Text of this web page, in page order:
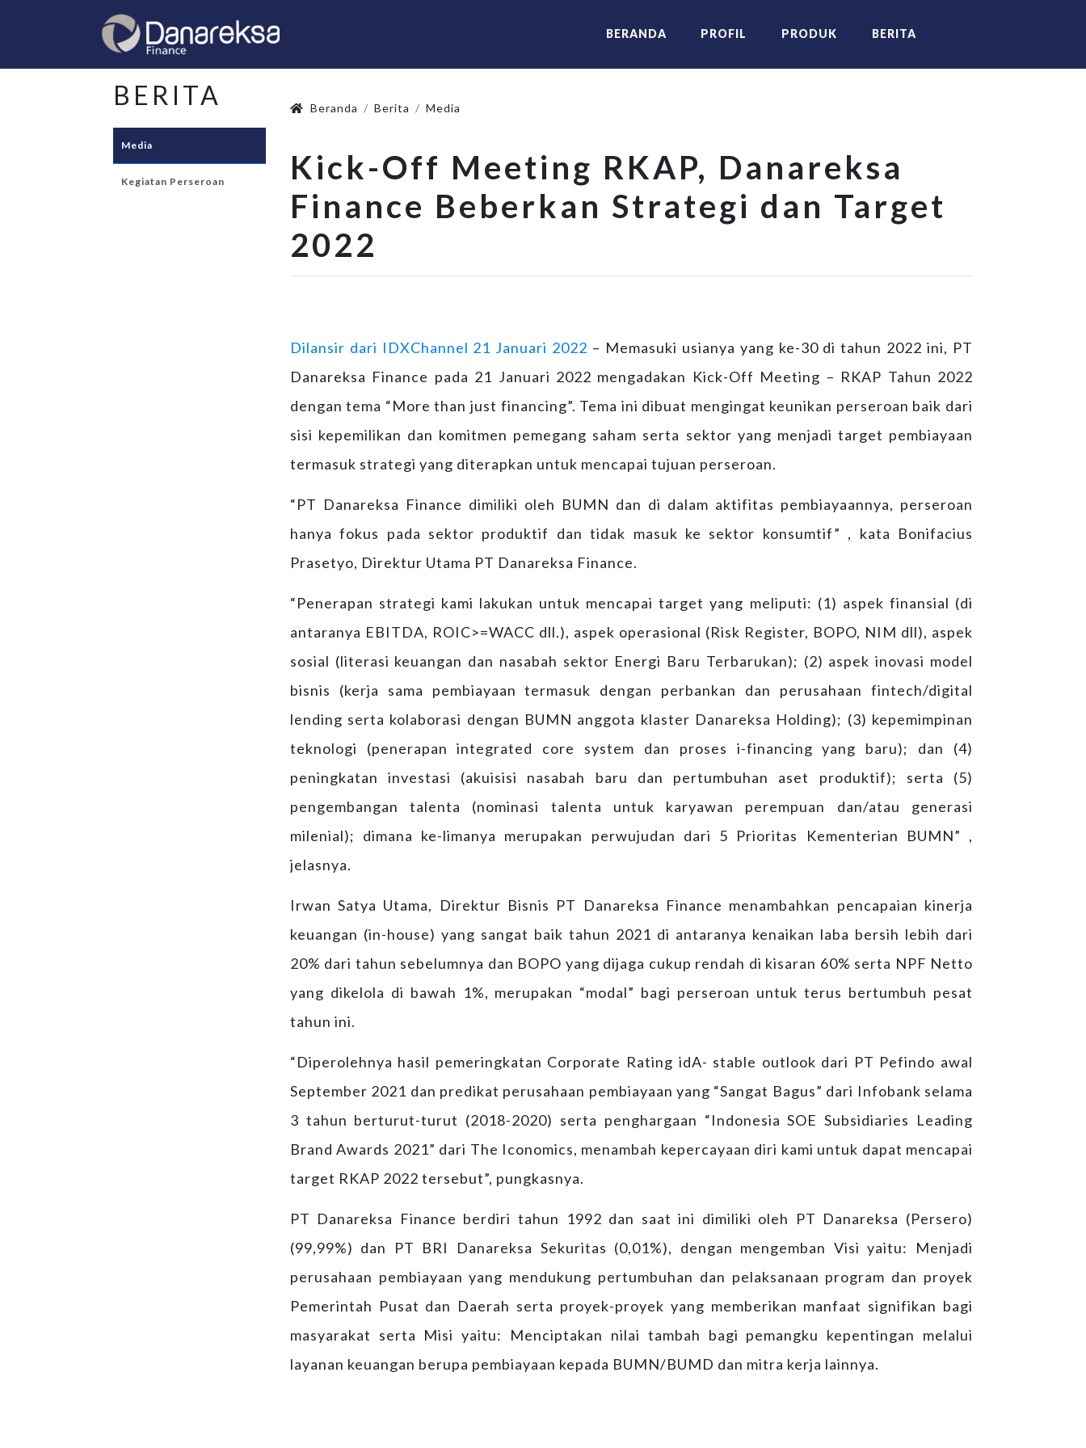
BERANDA(current)PROFIL PRODUK BERITA
BERITA
Media
Kegiatan Perseroan
Beranda Berita Media
Kick-Off Meeting RKAP, Danareksa
Finance Beberkan Strategi dan Target
2022
Dilansir dari IDXChannel 21 Januari 2022 – Memasuki usianya yang ke-30 di tahun 2022 ini, PT
Danareksa Finance pada 21 Januari 2022 mengadakan Kick-Off Meeting – RKAP Tahun 2022
dengan tema “More than just financing”. Tema ini dibuat mengingat keunikan perseroan baik dari
sisi kepemilikan dan komitmen pemegang saham serta sektor yang menjadi target pembiayaan
termasuk strategi yang diterapkan untuk mencapai tujuan perseroan.
“PT Danareksa Finance dimiliki oleh BUMN dan di dalam aktifitas pembiayaannya, perseroan
hanya fokus pada sektor produktif dan tidak masuk ke sektor konsumtif” , kata Bonifacius
Prasetyo, Direktur Utama PT Danareksa Finance.
“Penerapan strategi kami lakukan untuk mencapai target yang meliputi: (1) aspek finansial (di
antaranya EBITDA, ROIC>=WACC dll.), aspek operasional (Risk Register, BOPO, NIM dll), aspek
sosial (literasi keuangan dan nasabah sektor Energi Baru Terbarukan); (2) aspek inovasi model
bisnis (kerja sama pembiayaan termasuk dengan perbankan dan perusahaan fintech/digital
lending serta kolaborasi dengan BUMN anggota klaster Danareksa Holding); (3) kepemimpinan
teknologi (penerapan integrated core system dan proses i-financing yang baru); dan (4)
peningkatan investasi (akuisisi nasabah baru dan pertumbuhan aset produktif); serta (5)
pengembangan talenta (nominasi talenta untuk karyawan perempuan dan/atau generasi
milenial); dimana ke-limanya merupakan perwujudan dari 5 Prioritas Kementerian BUMN” ,
jelasnya.
Irwan Satya Utama, Direktur Bisnis PT Danareksa Finance menambahkan pencapaian kinerja
keuangan (in-house) yang sangat baik tahun 2021 di antaranya kenaikan laba bersih lebih dari
20% dari tahun sebelumnya dan BOPO yang dijaga cukup rendah di kisaran 60% serta NPF Netto
yang dikelola di bawah 1%, merupakan “modal” bagi perseroan untuk terus bertumbuh pesat
tahun ini.
“Diperolehnya hasil pemeringkatan Corporate Rating idA- stable outlook dari PT Pefindo awal
September 2021 dan predikat perusahaan pembiayaan yang “Sangat Bagus” dari Infobank selama
3 tahun berturut-turut (2018-2020) serta penghargaan “Indonesia SOE Subsidiaries Leading
Brand Awards 2021” dari The Iconomics, menambah kepercayaan diri kami untuk dapat mencapai
target RKAP 2022 tersebut”, pungkasnya.
PT Danareksa Finance berdiri tahun 1992 dan saat ini dimiliki oleh PT Danareksa (Persero)
(99,99%) dan PT BRI Danareksa Sekuritas (0,01%), dengan mengemban Visi yaitu: Menjadi
perusahaan pembiayaan yang mendukung pertumbuhan dan pelaksanaan program dan proyek
Pemerintah Pusat dan Daerah serta proyek-proyek yang memberikan manfaat signifikan bagi
masyarakat serta Misi yaitu: Menciptakan nilai tambah bagi pemangku kepentingan melalui
layanan keuangan berupa pembiayaan kepada BUMN/BUMD dan mitra kerja lainnya.